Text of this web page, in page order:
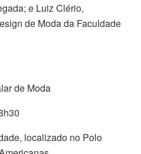
e Luiz Clério,
de Moda da Faculdade
de Moda
localizado no Polo